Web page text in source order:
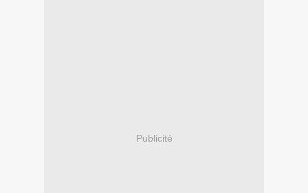
Publicité